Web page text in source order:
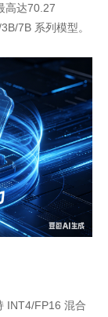
高达70.27
7B 系列模型。
INT4/FP16 混合